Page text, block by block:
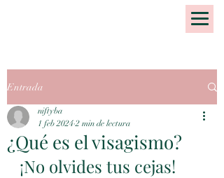
Entrada
¿Qué es el visagismo?
niftyba
1 feb 2024 2 min de lectura
¡No olvides tus cejas!